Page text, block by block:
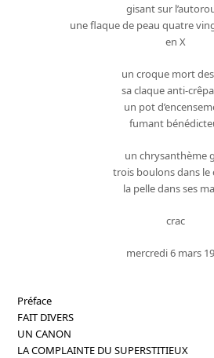
gisant sur
une flaque de peau quatre
en X
un croque mort
sa claque anti-
un pot
fumant
un chrysanthème
trois boulons dans le
la pelle dans ses
crac
mercredi 6 mars
Préface
FAIT DIVERS
UN CANON
LA COMPLAINTE DU SUPERSTITIEUX